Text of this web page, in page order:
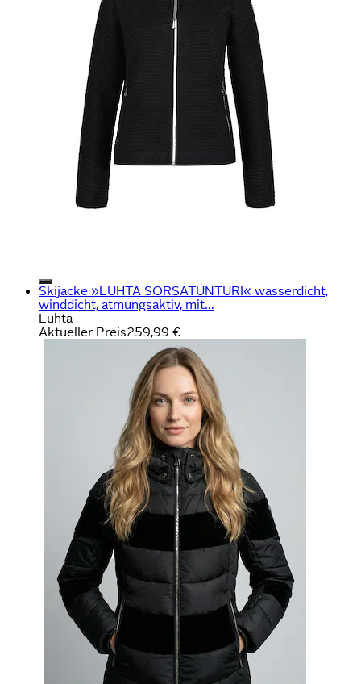
Skijacke »LUHTA SORSATUNTURI« wasserdicht,
winddicht, atmungsaktiv, mit...
Luhta
Aktueller Preis259,99 €